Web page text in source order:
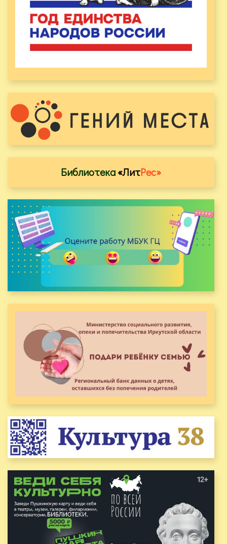
Библиотека«ЛитРес»